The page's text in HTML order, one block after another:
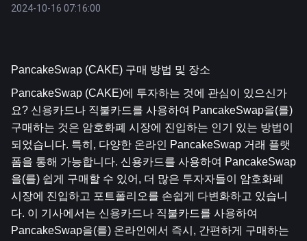
2024-10-16 07:16:00
PancakeSwap (CAKE) 구매 방법 및 장소
PancakeSwap (CAKE)에 투자하는 것에 관심이 있으신가
요? 신용카드나 직불카드를 사용하여 PancakeSwap을(를)
구매하는 것은 암호화폐 시장에 진입하는 인기 있는 방법이
되었습니다. 특히, 다양한 온라인 PancakeSwap 거래 플랫
폼을 통해 가능합니다. 신용카드를 사용하여 PancakeSwap
을(를) 쉽게 구매할 수 있어, 더 많은 투자자들이 암호화폐
시장에 진입하고 포트폴리오를 손쉽게 다변화하고 있습니
다. 이 기사에서는 신용카드나 직불카드를 사용하여
PancakeSwap을(를) 온라인에서 즉시, 간편하게 구매하는